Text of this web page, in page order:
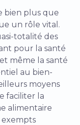
bien plus que
un rôle vital.
totalité des
pour la santé
même la santé
au bien-
moyens
faciliter la
alimentaire
exempts